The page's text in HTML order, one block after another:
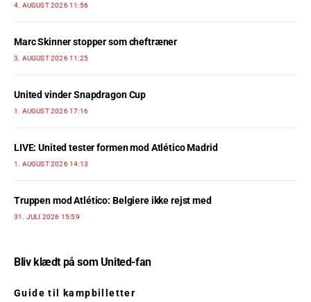
4. AUGUST 2026 11:56
Marc Skinner stopper som cheftræner
3. AUGUST 2026 11:25
United vinder Snapdragon Cup
1. AUGUST 2026 17:16
LIVE: United tester formen mod Atlético Madrid
1. AUGUST 2026 14:13
Truppen mod Atlético: Belgiere ikke rejst med
31. JULI 2026 15:59
Bliv klædt på som United-fan
Guide til kampbilletter